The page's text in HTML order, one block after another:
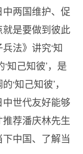
两国维护、促
是要做到彼此
法》讲究‘知
知己知彼’，是
‘知己知彼’，
世代友好能够
荐潘庆林先生
中国、了解当